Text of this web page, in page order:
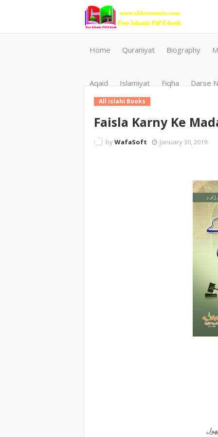
Home Quraniyat Biography
Aqaid Islamiyat Fiqha Darse
All islahi Books
Faisla Karny Ke
byWafaSoft January 30, 2019